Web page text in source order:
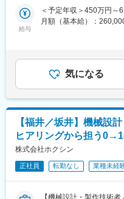
には、OEMメーカーと
を確立しました。今でこ
小回りが利き、他社で
製品開発ができます。
■当社の経営理念と社名
『つぶれないロマンのあ
当社の創業メンバーは、
より多くの従業員やその
経験いたしました。
この時、当社会長 野村
につぶれない会社、働き
■仕事内容：
業様へのアプローチにな
・原材料メーカーの調査
自動車や家電に用いられ
おります。
＜出張について＞
多い時で月2,3回ほど宿
■組織構成：
・エレクトロニクス事
される課では課長含め8
給与
＜予定年収＞450万円～
月額（基本給）：
じて上下する可能性が
記です。気になる
【福井／坂井】機械設
ヒアリングから担う
株式会社ホクシン
正社員 転勤なし 業種未経
【機械設計・製作技術